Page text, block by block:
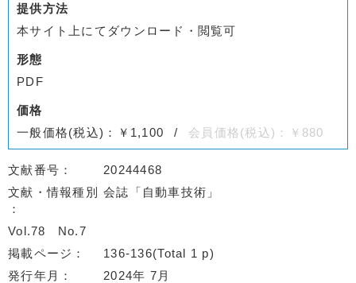
提供方法
本サイト上にてダウンロード・閲覧可
形態
PDF
価格
一般価格(税込)：￥1,100
会員価格(税込)：￥880
文献番号
20244468
文献・情報種別
会誌「自動車技術」
Vol.78
No.7
掲載ページ
136-136(Total 1 p)
発行年月
2024年 7月